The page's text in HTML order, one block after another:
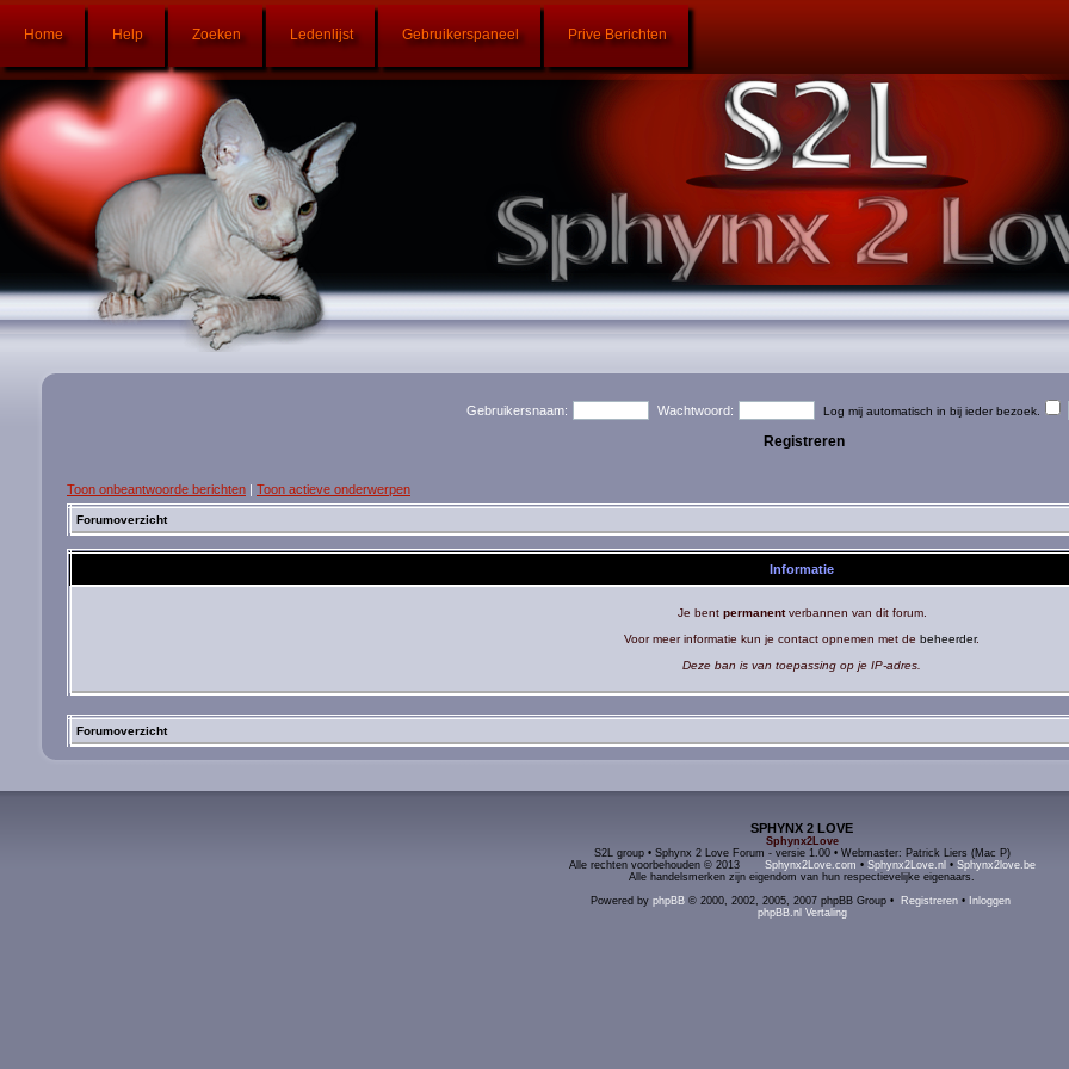
Home Help Zoeken Ledenlijst Gebruikerspaneel Prive Berichten
Gebruikersnaam: Wachtwoord: Log mij automatisch in bij ieder bezoek.
Registreren
Toon onbeantwoorde berichten | Toon actieve onderwerpen
Forumoverzicht
Informatie
Je bent permanentverbannen van dit forum.
Voor meer informatie kun je contact opnemen met de beheerder.
Deze ban is van toepassing op je IP-adres.
Forumoverzicht
SPHYNX 2 LOVE
Sphynx2Love
S2L group • Sphynx 2 Love Forum - versie 1.00 • Webmaster: Patrick Liers (Mac P)
Alle rechten voorbehouden © 2013 Sphynx2Love.com • Sphynx2Love.nl • Sphynx2love.be
Alle handelsmerken zijn eigendom van hun respectievelijke eigenaars.
Powered by phpBB© 2000, 2002, 2005, 2007 phpBB Group • Registreren• Inloggen
phpBB.nl Vertaling